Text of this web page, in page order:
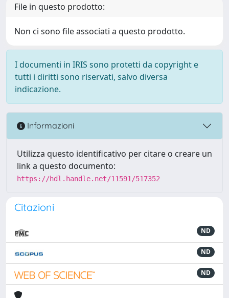
File in questo prodotto:
Non ci sono file associati a questo prodotto.
I documenti in IRIS sono protetti da copyright e
tutti i diritti sono riservati, salvo diversa
indicazione.
Informazioni
Utilizza questo identificativo per citare o creare un
link a questo documento:
https://hdl.handle.net/11591/517352
Citazioni
ND
ND
ND